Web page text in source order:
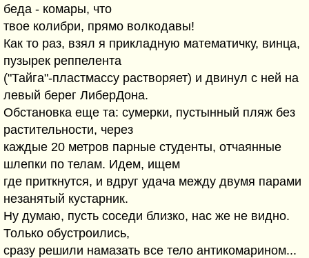
беда - комары, что
твое колибри, прямо волкодавы!
Как то раз, взял я прикладную математичку, винца,
пузырек реппелента
("Тайга"-пластмассу растворяет) и двинул с ней на
левый берег ЛиберДона.
Обстановка еще та: сумерки, пустынный пляж без
растительности, через
каждые 20 метров парные студенты, отчаянные
шлепки по телам. Идем, ищем
где приткнутся, и вдруг удача между двумя парами
незанятый кустарник.
Ну думаю, пусть соседи близко, нас же не видно.
Только обустроились,
сразу решили намазать все тело антикомарином...